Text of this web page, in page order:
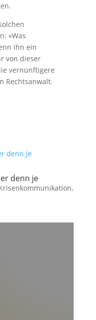
«Was
ihn ein
von dieser
vernünftigere
Rechtsanwalt.
denn je
,